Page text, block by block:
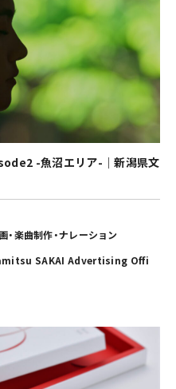
-魚沼エリア-｜新潟県文
・楽曲制作・ナレーション
SAKAI Advertising Offi